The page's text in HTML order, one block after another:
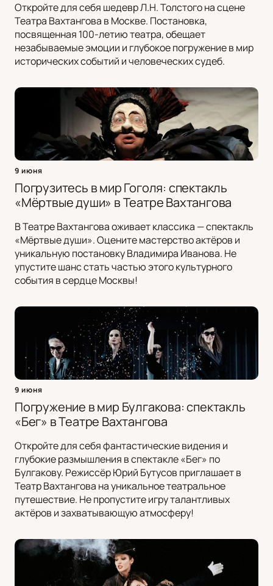
Откройте для себя шедевр Л.Н. Толстого на сцене
Театра Вахтангова в Москве. Постановка,
посвященная 100-летию театра, обещает
незабываемые эмоции и глубокое погружение в мир
исторических событий и человеческих судеб.
9 июня
Погрузитесь в мир Гоголя: спектакль
«Мёртвые души» в Театре Вахтангова
В Театре Вахтангова оживает классика — спектакль
«Мёртвые души». Оцените мастерство актёров и
уникальную постановку Владимира Иванова. Не
упустите шанс стать частью этого культурного
события в сердце Москвы!
9 июня
Погружение в мир Булгакова: спектакль
«Бег» в Театре Вахтангова
Откройте для себя фантастические видения и
глубокие размышления в спектакле «Бег» по
Булгакову. Режиссёр Юрий Бутусов приглашает в
Театр Вахтангова на уникальное театральное
путешествие. Не пропустите игру талантливых
актёров и захватывающую атмосферу!